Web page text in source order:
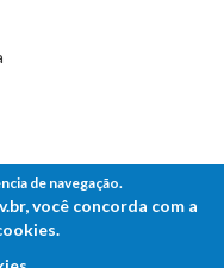
de navegação.
você concorda com a